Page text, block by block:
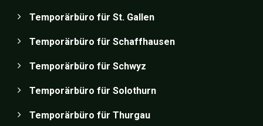
Temporärbüro für St. Gallen
Temporärbüro für Schaffhausen
Temporärbüro für Schwyz
Temporärbüro für Solothurn
Temporärbüro für Thurgau